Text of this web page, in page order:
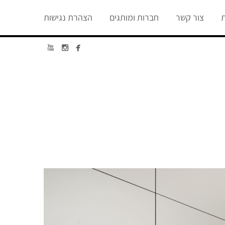
צור קשר חברות ומותגים הצהרת נגישות


